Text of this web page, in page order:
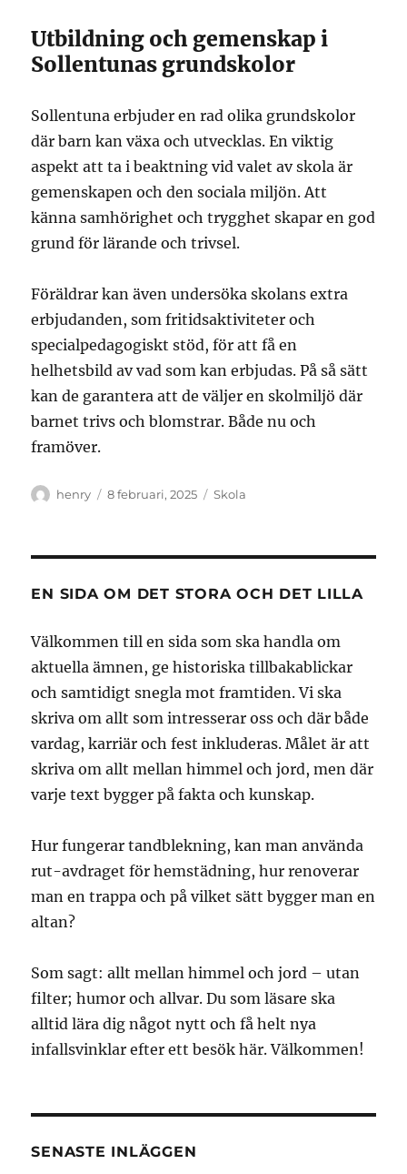
Utbildning och gemenskap i
Sollentunas grundskolor
Sollentuna erbjuder en rad olika grundskolor
där barn kan växa och utvecklas. En viktig
aspekt att ta i beaktning vid valet av skola är
gemenskapen och den sociala miljön. Att
känna samhörighet och trygghet skapar en god
grund för lärande och trivsel.
Föräldrar kan även undersöka skolans extra
erbjudanden, som fritidsaktiviteter och
specialpedagogiskt stöd, för att få en
helhetsbild av vad som kan erbjudas. På så sätt
kan de garantera att de väljer en skolmiljö där
barnet trivs och blomstrar. Både nu och
framöver.
Författare
henry
Publicerat
8 februari, 2025 Kategorier
Skola
EN SIDA OM DET STORA OCH DET LILLA
Välkommen till en sida som ska handla om
aktuella ämnen, ge historiska tillbakablickar
och samtidigt snegla mot framtiden. Vi ska
skriva om allt som intresserar oss och där både
vardag, karriär och fest inkluderas. Målet är att
skriva om allt mellan himmel och jord, men där
varje text bygger på fakta och kunskap.
Hur fungerar tandblekning, kan man använda
rut-avdraget för hemstädning, hur renoverar
man en trappa och på vilket sätt bygger man en
altan?
Som sagt: allt mellan himmel och jord – utan
filter; humor och allvar. Du som läsare ska
alltid lära dig något nytt och få helt nya
infallsvinklar efter ett besök här. Välkommen!
SENASTE INLÄGGEN